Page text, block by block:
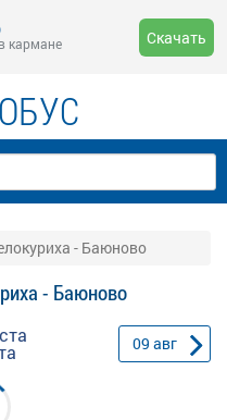
кармане
Скачать
- Баюново
- Баюново
09 авг